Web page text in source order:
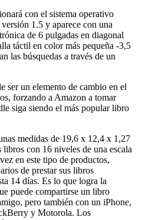
con el sistema operativo
1.5 y aparece con una
de 6 pulgadas en diagonal
táctil en color más pequeña -3,5
las búsquedas a través de un
ser un elemento de cambio en el
forzando a Amazon a tomar
siga siendo el más popular libro
medidas de 19,6 x 12,4 x 1,27
con 16 niveles de una escala
en este tipo de productos,
de prestar sus libros
14 días. Es lo que logra la
puede compartirse un libro
pero también con un iPhone,
y Motorola. Los